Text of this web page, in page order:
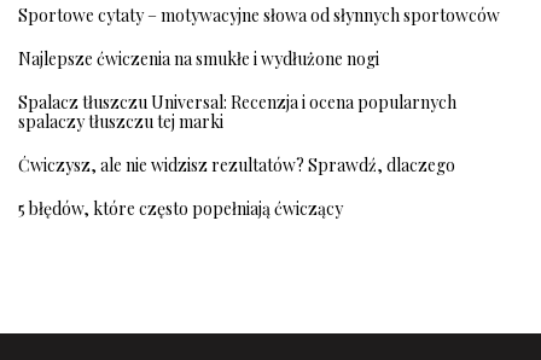
Sportowe cytaty – motywacyjne słowa od słynnych sportowców
Najlepsze ćwiczenia na smukłe i wydłużone nogi
Spalacz tłuszczu Universal: Recenzja i ocena popularnych
spalaczy tłuszczu tej marki
Ćwiczysz, ale nie widzisz rezultatów? Sprawdź, dlaczego
5 błędów, które często popełniają ćwiczący